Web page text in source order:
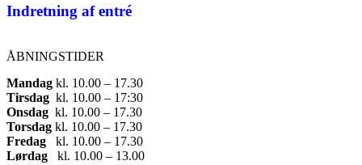
Indretning af entré
ÅBNINGSTIDER
Mandag ​ kl. 10.00 – 17.30​
Tirsdag ​ kl. 10.00 – 17:30​
Onsdag ​ kl. 10.00 – 17.30​
Torsdag ​ kl. 10.00 – 17.30​
Fredag ​ kl. 10.00 – 17.30​
Lørdag ​ kl. 10.00 – 13.00